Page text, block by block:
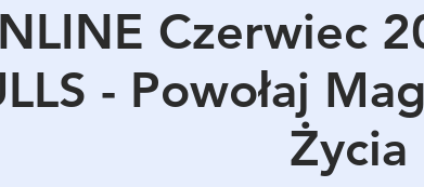
Czerwiec
- Powołaj
Życia